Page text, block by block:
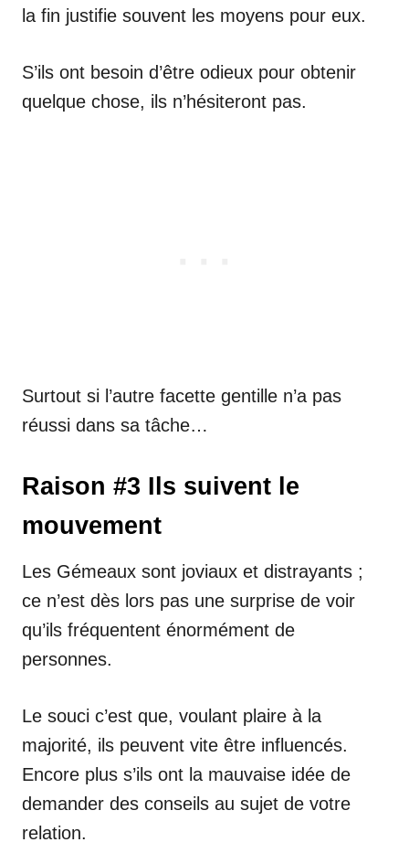
la fin justifie souvent les moyens pour eux.
S’ils ont besoin d’être odieux pour obtenir
quelque chose, ils n’hésiteront pas.
Surtout si l’autre facette gentille n’a pas
réussi dans sa tâche…
Raison #3 Ils suivent le
mouvement
Les Gémeaux sont joviaux et distrayants ;
ce n’est dès lors pas une surprise de voir
qu’ils fréquentent énormément de
personnes.
Le souci c’est que, voulant plaire à la
majorité, ils peuvent vite être influencés.
Encore plus s’ils ont la mauvaise idée de
demander des conseils au sujet de votre
relation.